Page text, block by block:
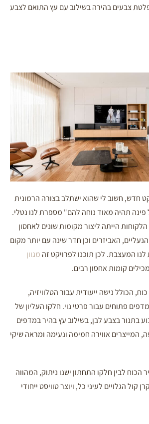
צבעים בהירה בשילוב עם עץ התואם לצבע
חדש, חשוב לי שהוא ישתלב בצורה הרמונית
פינה תהיה מאוד נוחה להם" מספרת לנו נטלי.
הייתה ליצור מקומות שונים לאחסון
האביזרים וכן חדר שינה עם יותר מקום
המעצבת. לכן תוכנו לפרויקט זה מגוון
קומות אחסון רבים.
הכולל נישה ייעודית עבור הטלוויזיה,
פתוחים עבור פרטי נוי. חלקו העליון של
בתנור בצבע לבן, בשילוב עץ בהיר במדפים
המייצרים אווירה חמימה ונעימה ומראה שיקי
הכוח לבין חלקו התחתון ישנו ניתוק, המהווה
קול הגלויים לעיני כל, ויוצר טוויסט ייחודי